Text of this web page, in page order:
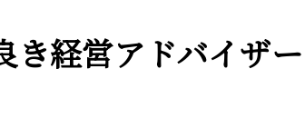
き経営アドバイザー